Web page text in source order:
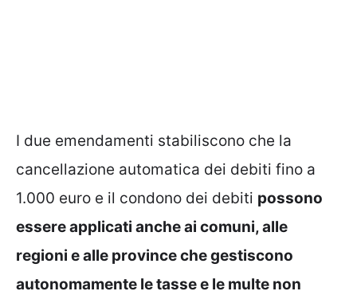
I due emendamenti stabiliscono che la
cancellazione automatica dei debiti fino a
1.000 euro e il condono dei debiti possono
essere applicati anche ai comuni, alle
regioni e alle province che gestiscono
autonomamente le tasse e le multe non